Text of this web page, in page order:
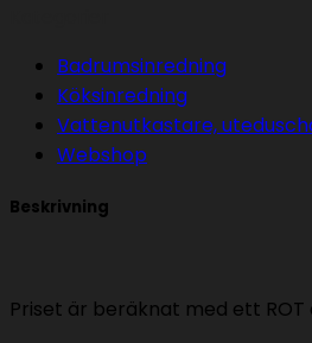
skruvhål,
inkl
installation
mängd
Badrumsinredning
Köksinredning
Vattenutkastare,
Webshop
Beskrivning
Priset är beräknat med ett ROT